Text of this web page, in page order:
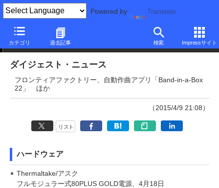
Powered by Translate
カテゴリ 過去記事 検索 Impressサイト
ダイジェストニュース
ダイジェスト・ニュース
フロンティアファクトリー、自動作曲アプリ「Band-in-a-Box
22」 ほか
（2015/4/9 21:08）
リスト
ハードウェア
Thermaltake/アスク
フルモジュラー式80PLUS GOLD電源、4月18日